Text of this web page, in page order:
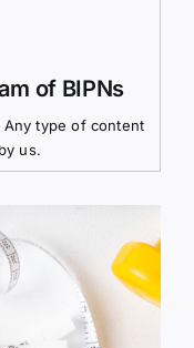
of BIPNs
type of content
us.